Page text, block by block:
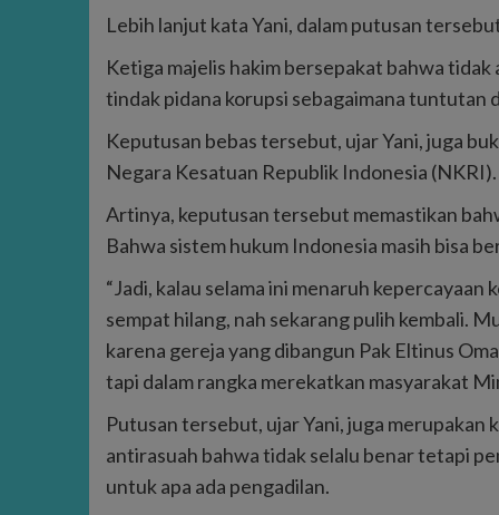
Lebih lanjut kata Yani, dalam putusan
Ketiga majelis hakim bersepakat bahwa
tindak pidana korupsi sebagaimana tuntutan
Keputusan bebas tersebut, ujar Yani, juga
Negara Kesatuan Republik Indonesia (NKRI).
Artinya, keputusan tersebut memastikan
Bahwa sistem hukum Indonesia masih bisa
“Jadi, kalau selama ini menaruh
sempat hilang, nah sekarang pulih kembali.
karena gereja yang dibangun Pak Eltinus
tapi dalam rangka merekatkan masyarakat
Putusan tersebut, ujar Yani, juga merupakan
antirasuah bahwa tidak selalu benar tetapi
untuk apa ada pengadilan.